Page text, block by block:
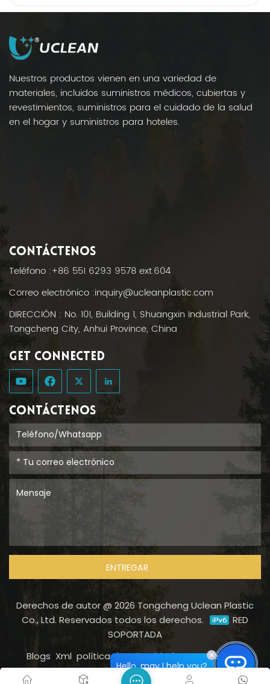
Nuestros productos vienen en una variedad de
materiales, incluidos suministros médicos, cubiertas y
revestimientos, suministros para el cuidado de la salud
en el hogar y suministros para hoteles.
CONTÁCTENOS
Teléfono :+86 551 6293 9578 ext.604
Correo electrónico :inquiry@ucleanplastic.com
DIRECCIÓN : No. 101, Building 1, Shuangxin Industrial Park,
Tongcheng City, Anhui Province, China
GET CONNECTED
CONTÁCTENOS
ENTREGAR
Derechos de autor @ 2026 Tongcheng Uclean Plastic
Co., Ltd. Reservados todos los derechos.
RED
SOPORTADA
Blogs Xml política de privacidad Mapa del sitio
Hello, may I help you?